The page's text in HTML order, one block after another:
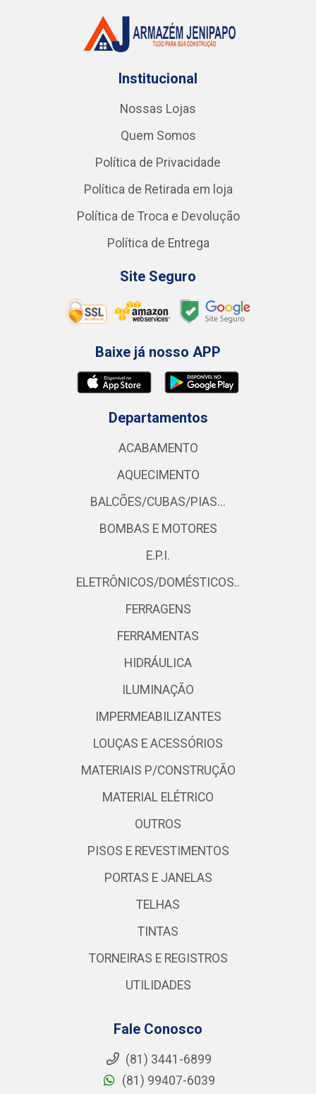
Institucional
Nossas Lojas
Quem Somos
Política de Privacidade
Política de Retirada em loja
Política de Troca e Devolução
Política de Entrega
Site Seguro
Baixe já nosso APP
Departamentos
ACABAMENTO
AQUECIMENTO
BALCÕES/CUBAS/PIAS...
BOMBAS E MOTORES
E.P.I.
ELETRÔNICOS/DOMÉSTICOS..
FERRAGENS
FERRAMENTAS
HIDRÁULICA
ILUMINAÇÃO
IMPERMEABILIZANTES
LOUÇAS E ACESSÓRIOS
MATERIAIS P/CONSTRUÇÃO
MATERIAL ELÉTRICO
OUTROS
PISOS E REVESTIMENTOS
PORTAS E JANELAS
TELHAS
TINTAS
TORNEIRAS E REGISTROS
UTILIDADES
Fale Conosco
(81) 3441-6899
(81) 99407-6039